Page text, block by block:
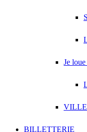
Je
BILLETTERIE